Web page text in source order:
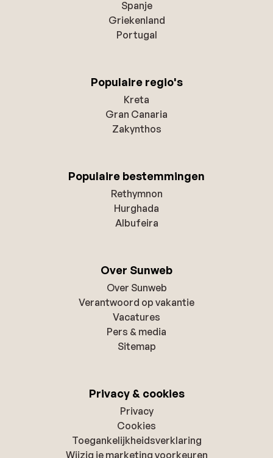
Spanje
Griekenland
Portugal
Populaire regio's
Kreta
Gran Canaria
Zakynthos
Populaire bestemmingen
Rethymnon
Hurghada
Albufeira
Over Sunweb
Over Sunweb
Verantwoord op vakantie
Vacatures
Pers & media
Sitemap
Privacy & cookies
Privacy
Cookies
Toegankelijkheidsverklaring
Wijzig je marketing voorkeuren